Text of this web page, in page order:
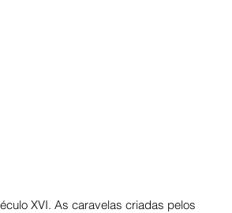
XVI. As caravelas criadas pelos